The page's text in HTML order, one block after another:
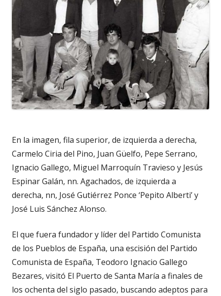
En la imagen, fila superior, de izquierda a derecha,
Carmelo Ciria del Pino, Juan Güelfo, Pepe Serrano,
Ignacio Gallego, Miguel Marroquín Travieso y Jesús
Espinar Galán, nn. Agachados, de izquierda a
derecha, nn, José Gutiérrez Ponce ‘Pepito Alberti’ y
José Luis Sánchez Alonso.
El que fuera fundador y líder del Partido Comunista
de los Pueblos de España, una escisión del Partido
Comunista de España, Teodoro Ignacio Gallego
Bezares, visitó El Puerto de Santa María a finales de
los ochenta del siglo pasado, buscando adeptos para